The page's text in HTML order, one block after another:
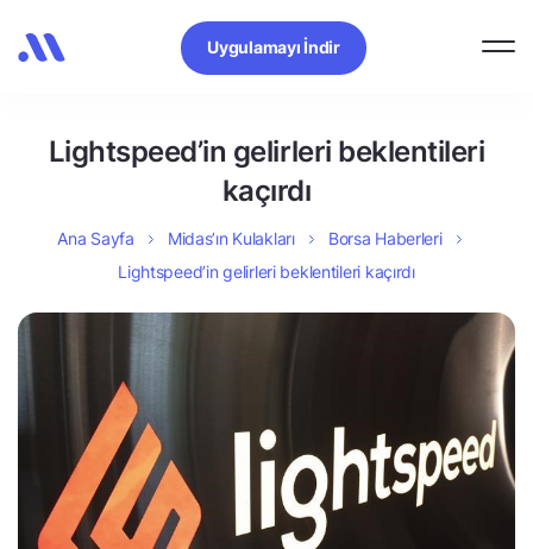
Uygulamayı İndir
Lightspeed’in gelirleri beklentileri
kaçırdı
Ana Sayfa Midas’ın Kulakları
Borsa Haberleri
Lightspeed’in gelirleri beklentileri kaçırdı